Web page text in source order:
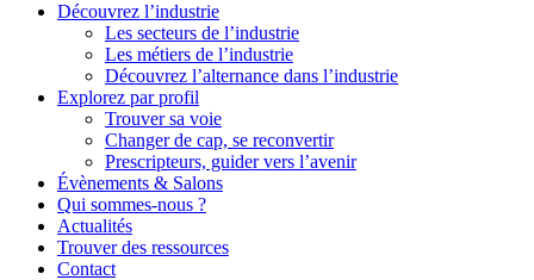
Découvrez l’industrie
Les secteurs de l’industrie
Les métiers de l’industrie
Découvrez l’alternance dans l’industrie
Explorez par profil
Trouver sa voie
Changer de cap, se reconvertir
Prescripteurs, guider vers l’avenir
Évènements & Salons
Qui sommes-nous ?
Actualités
Trouver des ressources
Contact